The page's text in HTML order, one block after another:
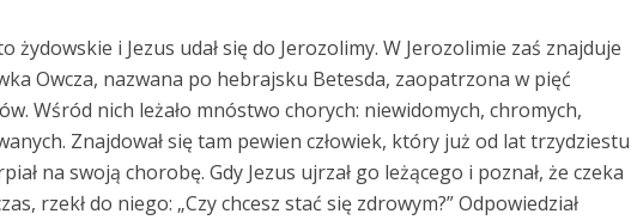
żydowskie i Jezus udał się do Jerozolimy. W Jerozolimie zaś znajduje
Owcza, nazwana po hebrajsku Betesda, zaopatrzona w pięć
Wśród nich leżało mnóstwo chorych: niewidomych, chromych,
Znajdował się tam pewien człowiek, który już od lat trzydziestu
na swoją chorobę. Gdy Jezus ujrzał go leżącego i poznał, że czeka
rzekł do niego: „Czy chcesz stać się zdrowym?” Odpowiedział